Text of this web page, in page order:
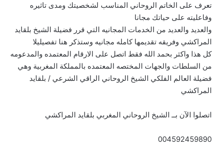
تعرف على الخاتم الروحاني المناسب لشخصيتك ومدى تاثيره
وفاعليته على حياتك مجانا
والعديد والعديد من الخدمات المجانيه التي قرر فضيلة الشيخ بلقايد
المراكشي وفريقه تقديمها كامله مجانيه وستذكر هنا تفصيليلا
كل هذا واكثر بحمد الله فقط اتصل على الارقام المعتمده والمدعومه
من السلطات والجهات المختصه المعتمده بالمملكة المغربية وهي
فضيلة العالم الفلكي الشيخ الروحاني الراقي الشرعي / بلقايد
المراكشي
اتصلوا الآن بــ الشيخ الروحاني المغربي بلقايد المراكشي
004592459890